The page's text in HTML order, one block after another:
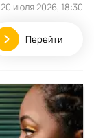
20 июля 2026, 18:30
Перейти